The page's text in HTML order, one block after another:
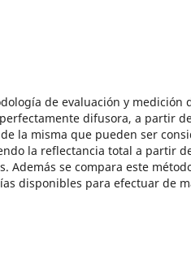
de evaluación y medición
difusora, a partir
la misma que pueden ser
la reflectancia total a partir
Además se compara este
disponibles para efectuar de